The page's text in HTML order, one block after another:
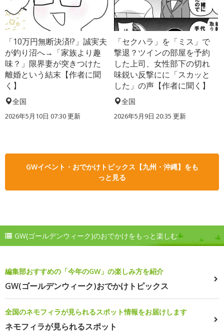
「10万円無断決済!?」誠実夫
が釣り沼へ→「家族より趣
味？」限界妻が突きつけた
離婚という結末【作者に聞
く】
全国
2026年5月10日 07:30 更新
「セクハラ」を「ミス」で
撃退？ツインの部屋を予約
した上司、女性部下の切れ
味鋭い反撃にに「スカッと
した」の声【作者に聞く】
全国
2026年5月9日 20:35 更新
GWイベント・おでかけトピックス【九州・沖縄】をも
っと見る
GW(ゴールデンウィーク)のおでかけをもっと楽しむ
編集部おすすめの「今年のGW」の楽しみ方を紹介
GW(ゴールデンウィーク)おでかけトピックス
全国のネモフィラが見られるスポット情報をお届けします
ネモフィラが見られるスポット